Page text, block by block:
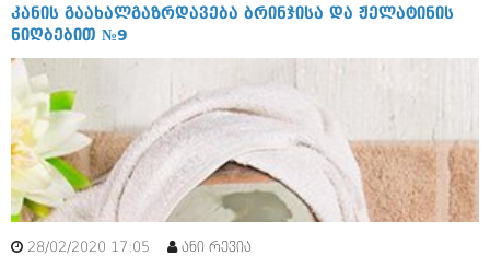
ნოემბერი 2014 (290)
ოქტომბერი 2014 (292)
ივლისი 2014 (313)
ივნისი 2014 (366)
მაისი 2014 (313)
აპრილი 2014 (290)
მარტი 2014 (413)
თებერვალი 2014 (318)
იანვარი 2014 (297)
დეკემბერი 2013 (365)
კანის გაახალგაზრდავება ბრინჯისა და ჟელატინის
ნიღბებით №9
28/02/2020 17:05 ანი რევია